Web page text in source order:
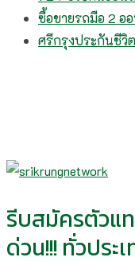
ซื้อขายรถมือ 2 อ
ศรีกรุงประกันชีวิ
รีบสมัครตัวแ
ด่วน!!! ทั่วประ